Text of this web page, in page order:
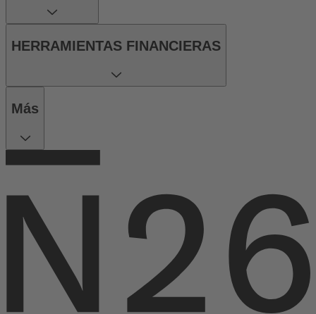
HERRAMIENTAS FINANCIERAS
Más